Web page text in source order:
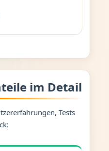
im Detail
Tests